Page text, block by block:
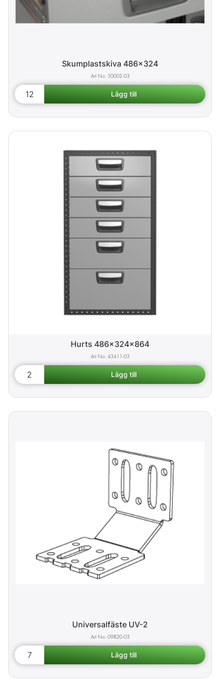
Skumplastskiva 486x324
50002-03
Hurts 486x324x864
43411-03
Universalfäste UV-2
09820-03